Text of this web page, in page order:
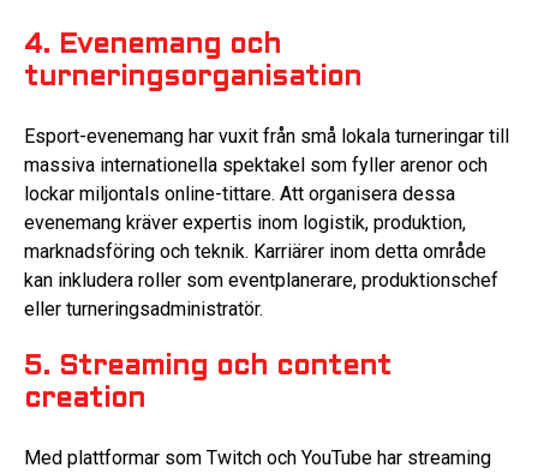
4. Evenemang och
turneringsorganisation
Esport-evenemang har vuxit från små lokala turneringar till
massiva internationella spektakel som fyller arenor och
lockar miljontals online-tittare. Att organisera dessa
evenemang kräver expertis inom logistik, produktion,
marknadsföring och teknik. Karriärer inom detta område
kan inkludera roller som eventplanerare, produktionschef
eller turneringsadministratör.
5. Streaming och content
creation
Med plattformar som Twitch och YouTube har streaming